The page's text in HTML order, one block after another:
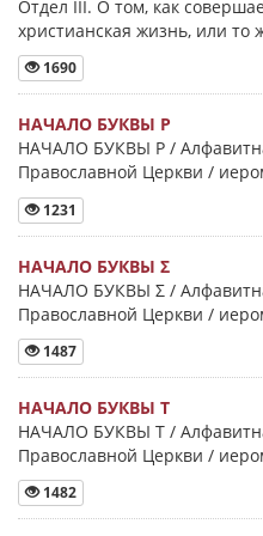
Отдел III. О том, как
христианская жизнь, или то
1690
НАЧАЛО БУКВЫ Ρ
НАЧАЛО БУКВЫ Ρ /
Православной Церкви /
1231
НАЧАЛО БУКВЫ Σ
НАЧАЛО БУКВЫ Σ /
Православной Церкви /
1487
НАЧАЛО БУКВЫ Τ
НАЧАЛО БУКВЫ Τ /
Православной Церкви /
1482